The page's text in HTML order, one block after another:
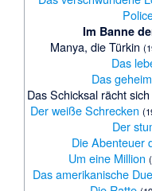
Im Banne
Manya, die Türkin
Das
Das
Das Schicksal rächt sich
Der weiße Schrecken
Der
Die Abenteuer
Um eine Million
Das amerikanische